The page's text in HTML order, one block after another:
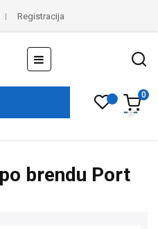
Registracija
Toggle
navigation
☰
0
brendu Port